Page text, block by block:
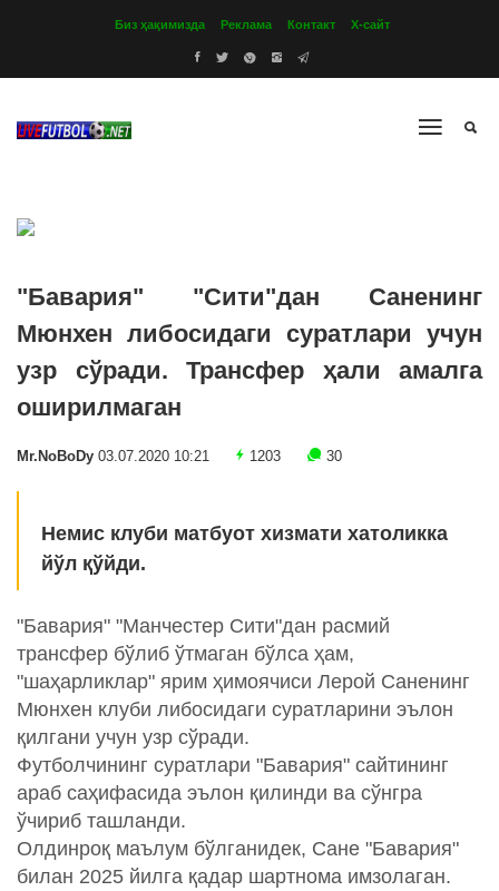
Биз ҳақимизда Реклама Контакт Х-сайт
"Бавария" "Сити"дан Саненинг
Мюнхен либосидаги суратлари учун
узр сўради. Трансфер ҳали амалга
оширилмаган
Mr.NoBoDy 03.07.2020 10:21 1203 30
Немис клуби матбуот хизмати хатоликка
йўл қўйди.
"Бавария" "Манчестер Сити"дан расмий
трансфер бўлиб ўтмаган бўлса ҳам,
"шаҳарликлар" ярим ҳимоячиси Лерой Саненинг
Мюнхен клуби либосидаги суратларини эълон
қилгани учун узр сўради.
Футболчининг суратлари "Бавария" сайтининг
араб саҳифасида эълон қилинди ва сўнгра
ўчириб ташланди.
Олдинроқ маълум бўлганидек, Сане "Бавария"
билан 2025 йилга қадар шартнома имзолаган.